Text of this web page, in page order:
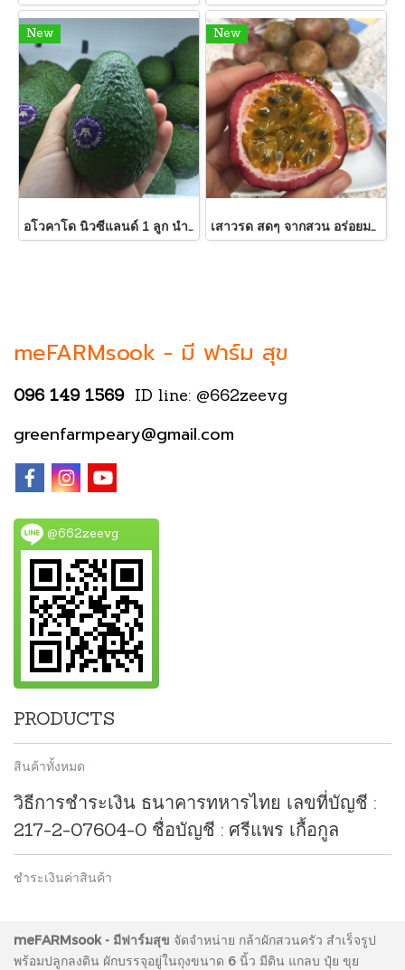
New
อโวคาโด นิวซีแลนด์ 1 ลูก นำเข้าเกรดพรีเมี่ยม พร้อมส่งคะ
New
เสาวรด สดๆ จากสวน อร่อยมากๆคะ จะกินกับเกลือ หรือน้ำผึ้ง ก็มีประโยชน์นะคะ
meFARMsook - มี ฟาร์ม สุข
096 149 1569 ID line: @662zeevg
greenfarmpeary@gmail.com
@662zeevg
PRODUCTS
สินค้าทั้งหมด
วิธีการชำระเงิน ธนาคารทหารไทย เลขที่บัญชี :
217-2-07604-0 ชื่อบัญชี : ศรีแพร เกื้อกูล
ชำระเงินค่าสินค้า
meFARMsook - มีฟาร์มสุข จัดจำหน่าย กล้าผักสวนครัว สำเร็จรูป
พร้อมปลูกลงดิน ผักบรรจุอยู่ในถุงขนาด 6 นิ้ว มีดิน แกลบ ปุ๋ย ขุย